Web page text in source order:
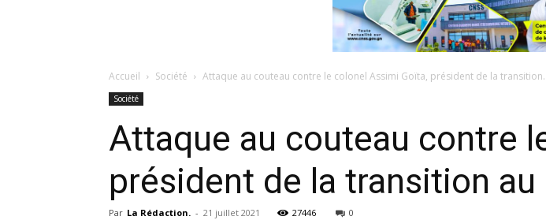
Accueil Société Attaque au couteau contre le colonel Assimi Goïta, président de la
Société
Attaque au couteau contre
président de la transition au
Par La Rédaction. - 21 juillet 2021 27446 0